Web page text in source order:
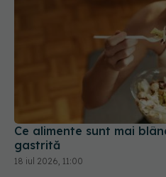
Ce alimente sunt mai
18 iul 2026, 11:00